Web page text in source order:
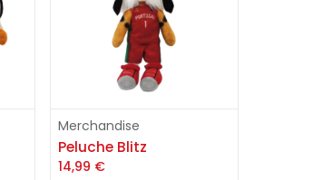
Adicionar
Merchandise
Peluche Blitz
14,99 €